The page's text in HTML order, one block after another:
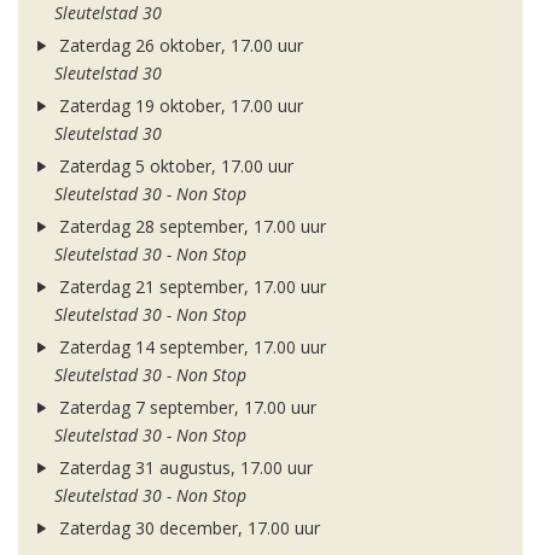
Sleutelstad 30
Zaterdag 26 oktober, 17.00 uur
Sleutelstad 30
Zaterdag 19 oktober, 17.00 uur
Sleutelstad 30
Zaterdag 5 oktober, 17.00 uur
Sleutelstad 30 - Non Stop
Zaterdag 28 september, 17.00 uur
Sleutelstad 30 - Non Stop
Zaterdag 21 september, 17.00 uur
Sleutelstad 30 - Non Stop
Zaterdag 14 september, 17.00 uur
Sleutelstad 30 - Non Stop
Zaterdag 7 september, 17.00 uur
Sleutelstad 30 - Non Stop
Zaterdag 31 augustus, 17.00 uur
Sleutelstad 30 - Non Stop
Zaterdag 30 december, 17.00 uur